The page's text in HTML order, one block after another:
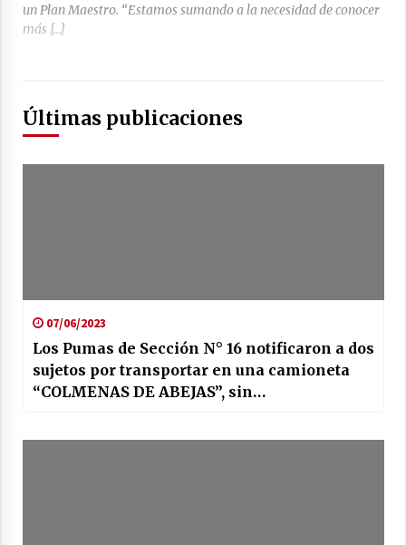
un Plan Maestro. “Estamos sumando a la necesidad de conocer
más […]
Últimas publicaciones
07/06/2023
Los Pumas de Sección N° 16 notificaron a dos
sujetos por transportar en una camioneta
“COLMENAS DE ABEJAS”, sin